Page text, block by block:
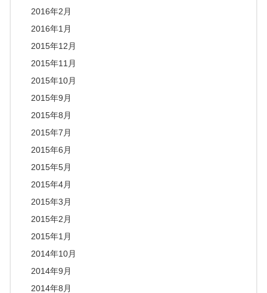
2016年2月
2016年1月
2015年12月
2015年11月
2015年10月
2015年9月
2015年8月
2015年7月
2015年6月
2015年5月
2015年4月
2015年3月
2015年2月
2015年1月
2014年10月
2014年9月
2014年8月